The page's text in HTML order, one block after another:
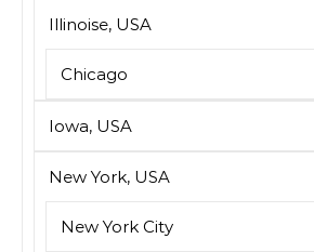
Illinoise, USA
Chicago
Iowa, USA
New York, USA
New York City